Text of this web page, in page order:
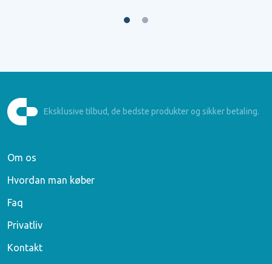
Eksklusive tilbud, de bedste produkter og sikker betaling.
Om os
Hvordan man køber
Faq
Privatliv
Kontakt